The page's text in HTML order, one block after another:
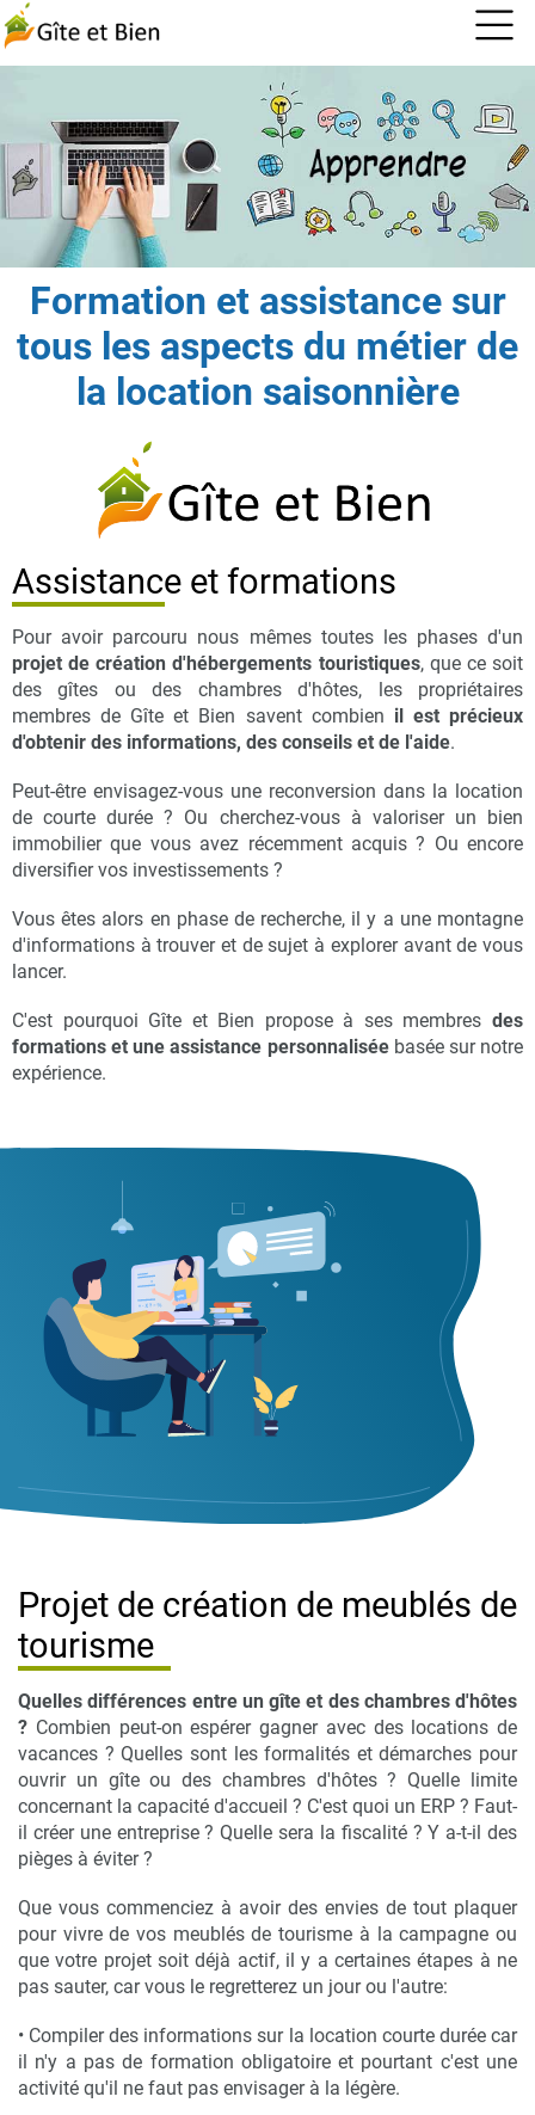
Formation et assistance sur
tous les aspects du métier de
la location saisonnière
Assistance et formations
Pour avoir parcouru nous mêmes toutes les phases d'un
projet de création d'hébergements touristiques, que ce soit
des gîtes ou des chambres d'hôtes, les propriétaires
membres de Gîte et Bien savent combien il est précieux
d'obtenir des informations, des conseils et de l'aide.
Peut-être envisagez-vous une reconversion dans la location
de courte durée ? Ou cherchez-vous à valoriser un bien
immobilier que vous avez récemment acquis ? Ou encore
diversifier vos investissements ?
Vous êtes alors en phase de recherche, il y a une montagne
d'informations à trouver et de sujet à explorer avant de vous
lancer.
C'est pourquoi Gîte et Bien propose à ses membres des
formations et une assistance personnaliséebasée sur notre
expérience.
Projet de création de meublés de
tourisme
Quelles différences entre un gîte et des chambres d'hôtes
? Combien peut-on espérer gagner avec des locations de
vacances ? Quelles sont les formalités et démarches pour
ouvrir un gîte ou des chambres d'hôtes ? Quelle limite
concernant la capacité d'accueil ? C'est quoi un ERP ? Faut-
il créer une entreprise ? Quelle sera la fiscalité ? Y a-t-il des
pièges à éviter ?
Que vous commenciez à avoir des envies de tout plaquer
pour vivre de vos meublés de tourisme à la campagne ou
que votre projet soit déjà actif, il y a certaines étapes à ne
pas sauter, car vous le regretterez un jour ou l'autre:
• Compiler des informations sur la location courte durée car
il n'y a pas de formation obligatoire et pourtant c'est une
activité qu'il ne faut pas envisager à la légère.